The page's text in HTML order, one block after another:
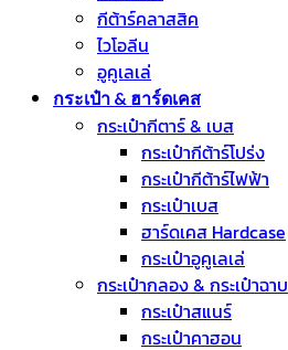
กีต้าร์คลาสสิค
ไวโอลีน
อูคูเลเล่
กระเป๋า & ฮาร์ดเคส
กระเป๋ากีตาร์ & เบส
กระเป๋ากีต้าร์โปร่ง
กระเป๋ากีต้าร์ไฟฟ้า
กระเป๋าเบส
ฮาร์ดเคส Hardcase
กระเป๋าอูคูเลเล่
กระเป๋ากลอง & กระเป๋าฉาบ
กระเป๋าสแนร์
กระเป๋าคาฮอน